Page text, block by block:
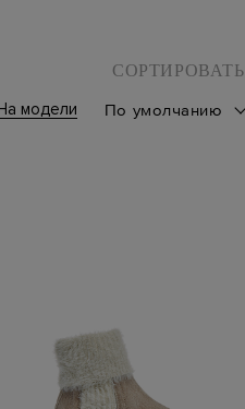
модели
СОРТИРОВАТЬ
По умолчанию